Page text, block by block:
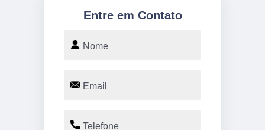
Entre em Contato